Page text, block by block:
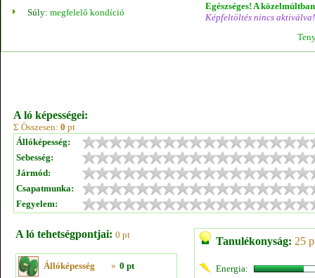
Súly: megfelelő kondíció
Egészséges! A
Képfeltöltés nincs aktiválva!
A ló képességei:
Σ Összesen: 0 pt
Állóképesség:
Sebesség:
Jármód:
Csapatmunka:
Fegyelem:
A ló tehetségpontjai: 0 pt
Állóképesség » 0 pt
Tanulékonyság: 25
Energia: